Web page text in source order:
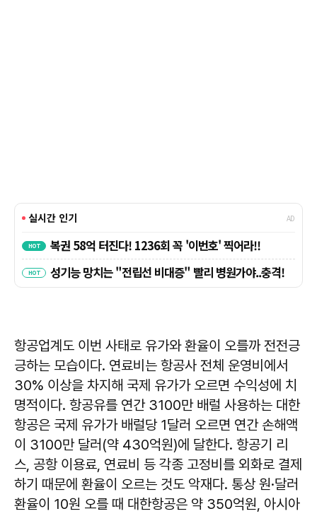
항공업계도 이번 사태로 유가와 환율이 오를까 전전긍
긍하는 모습이다. 연료비는 항공사 전체 운영비에서
30% 이상을 차지해 국제 유가가 오르면 수익성에 치
명적이다. 항공유를 연간 3100만 배럴 사용하는 대한
항공은 국제 유가가 배럴당 1달러 오르면 연간 손해액
이 3100만 달러(약 430억원)에 달한다. 항공기 리
스, 공항 이용료, 연료비 등 각종 고정비를 외화로 결제
하기 때문에 환율이 오르는 것도 악재다. 통상 원·달러
환율이 10원 오를 때 대한항공은 약 350억원, 아시아